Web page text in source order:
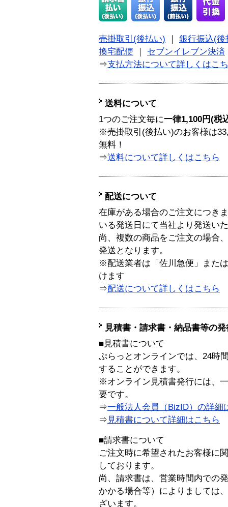
売掛取引(後払い)
銀行振込(後
換宅配便
セブンイレブン決済
⇒支払方法について詳しくはこ
送料について
1つのご注文毎に一律1,100円(税
※売掛取引(後払い)のお客様は
無料！
⇒送料について詳しくはこちら
配送について
在庫がある場合のご注文につき
いる発送日にて当社より発送い
尚、複数の商品をご注文の場合
発送となります。
※配送業者は「佐川急便」また
けます
⇒配送について詳しくはこちら
見積書・請求書・納品書等の
■見積書について
ぷらっとオンラインでは、24時
することができます。
※オンライン見積書発行には、
要です。
⇒一般法人会員（BizID）の詳細
⇒ 見積書について詳細はこちら
■請求書について
ご注文時に希望されたお客様に
しております。
尚、請求書は、営業時間内での
かかる場合等）によりましては
ざいます。